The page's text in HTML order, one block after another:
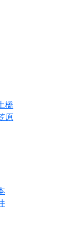
橋
原